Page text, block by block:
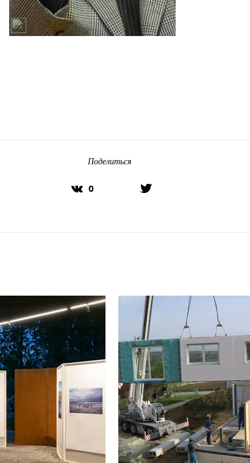
Поделиться
0